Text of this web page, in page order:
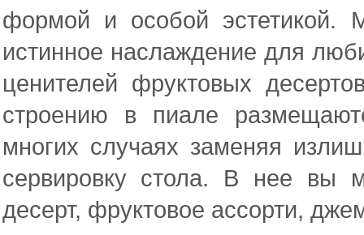
формой и особой эстетикой.
истинное наслаждение для
ценителей фруктовых
строению в пиале
многих случаях заменяя
сервировку стола. В нее вы
десерт, фруктовое ассорти,